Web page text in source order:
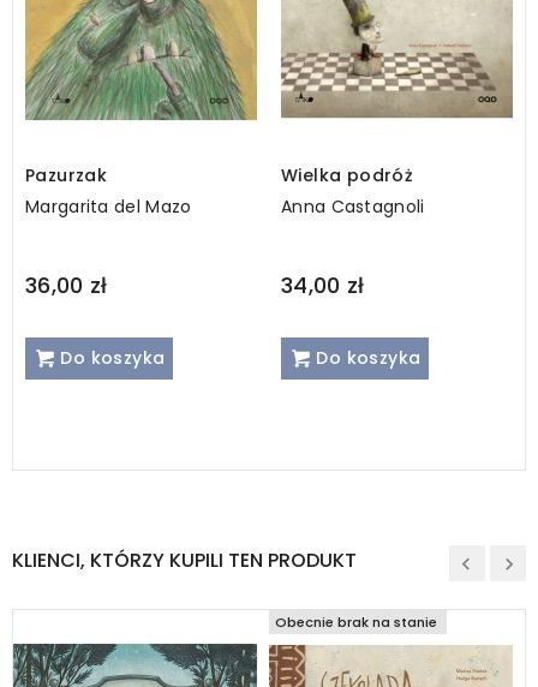
Pazurzak
Margarita del Mazo
36,00 zł
Do koszyka
Wielka podróż
Anna Castagnoli
34,00 zł
Do koszyka
KLIENCI, KTÓRZY KUPILI TEN PRODUKT
Obecnie brak na stanie